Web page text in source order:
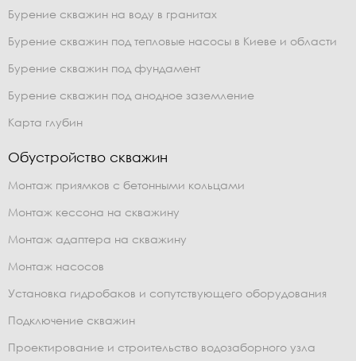
Бурение скважин на воду в гранитах
Бурение скважин под тепловые насосы в Киеве и области
Бурение скважин под фундамент
Бурение скважин под анодное заземление
Карта глубин
Обустройство скважин
Монтаж приямков с бетонными кольцами
Монтаж кессона на скважину
Монтаж адаптера на скважину
Монтаж насосов
Установка гидробаков и сопутствующего оборудования
Подключение скважин
Проектирование и строительство водозаборного узла